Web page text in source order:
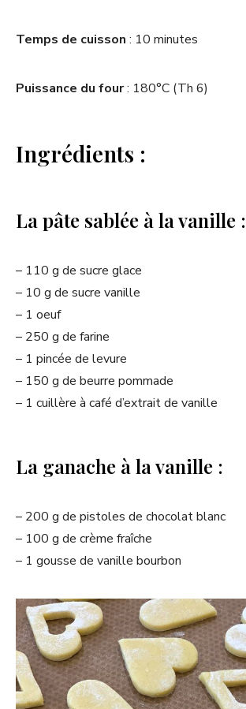
Temps de cuisson : 10 minutes
Puissance du four: 180°C (Th 6)
Ingrédients :
La pâte sablée à la vanille :
– 110 g de sucre glace
– 10 g de sucre vanille
– 1 oeuf
– 250 g de farine
– 1 pincée de levure
– 150 g de beurre pommade
– 1 cuillère à café d’extrait de vanille
La ganache à la vanille :
– 200 g de pistoles de chocolat blanc
– 100 g de crème fraîche
– 1 gousse de vanille bourbon